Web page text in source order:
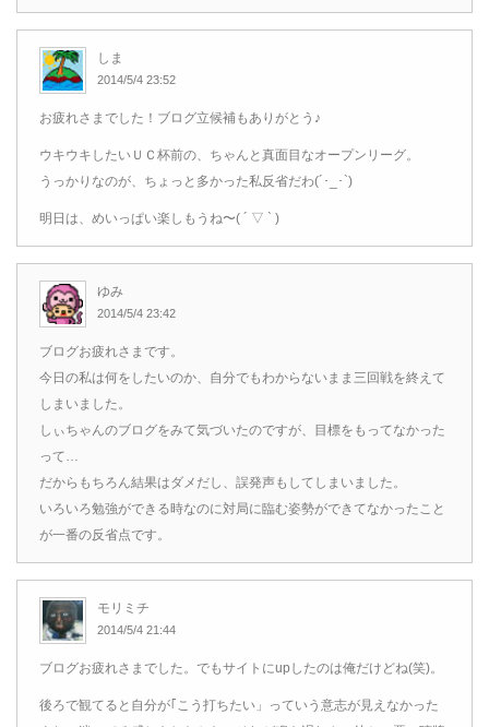
しま
2014/5/4 23:52
お疲れさまでした！ブログ立候補もありがとう♪
ウキウキしたいＵＣ杯前の、ちゃんと真面目なオープンリーグ。
うっかりなのが、ちょっと多かった私反省だわ(´･_･`)
明日は、めいっぱい楽しもうね〜( ´ ▽ ` )
ゆみ
2014/5/4 23:42
ブログお疲れさまです。
今日の私は何をしたいのか、自分でもわからないまま三回戦を終えて
しまいました。
しぃちゃんのブログをみて気づいたのですが、目標をもってなかった
って…
だからもちろん結果はダメだし、誤発声もしてしまいました。
いろいろ勉強ができる時なのに対局に臨む姿勢ができてなかったこと
が一番の反省点です。
モリミチ
2014/5/4 21:44
ブログお疲れさまでした。でもサイトにupしたのは俺だけどね(笑)。
後ろで観てると自分が｢こう打ちたい」っていう意志が見えなかった